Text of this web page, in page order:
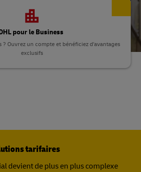
pour le Business
Ouvrez un compte et bénéficiez d'avantages
exclusifs
tarifaires
devient de plus en plus complexe